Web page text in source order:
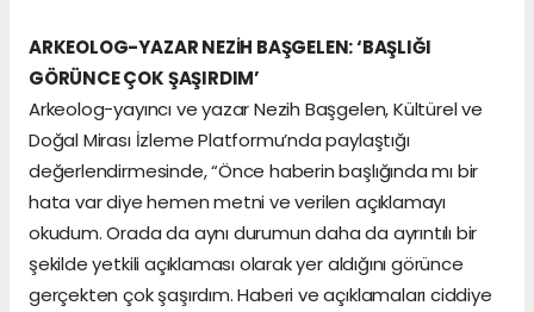
ARKEOLOG-YAZAR NEZİH BAŞGELEN: ‘BAŞLIĞI
GÖRÜNCE ÇOK ŞAŞIRDIM’
Arkeolog-yayıncı ve yazar Nezih Başgelen, Kültürel ve
Doğal Mirası İzleme Platformu’nda paylaştığı
değerlendirmesinde, “Önce haberin başlığında mı bir
hata var diye hemen metni ve verilen açıklamayı
okudum. Orada da aynı durumun daha da ayrıntılı bir
şekilde yetkili açıklaması olarak yer aldığını görünce
gerçekten çok şaşırdım. Haberi ve açıklamaları ciddiye